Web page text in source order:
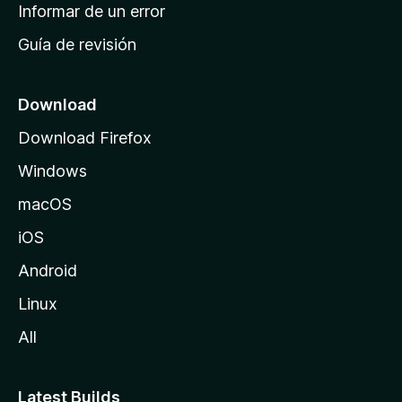
c
o
e
M
i
l
Informar de un error
Guía de revisión
Download
Download Firefox
Windows
macOS
iOS
Android
Linux
All
Latest Builds